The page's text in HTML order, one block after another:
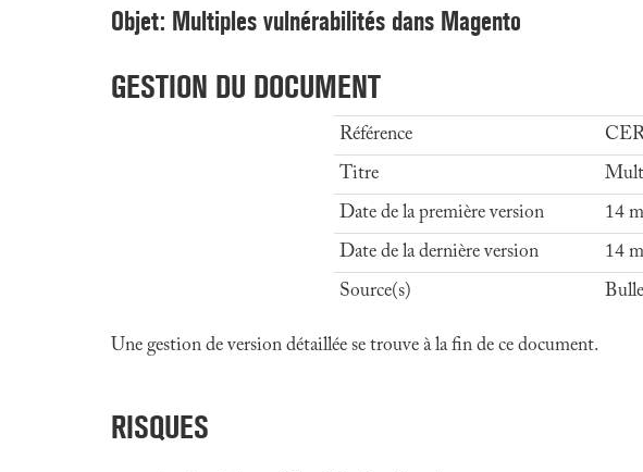
Objet: Multiples vulnérabilités dans Magento
GESTION DU DOCUMENT
Référence
Titre
Date de la première version
14
Date de la dernière version
14
Source(s)
Une gestion de version détaillée se trouve à la fin de ce document.
RISQUES